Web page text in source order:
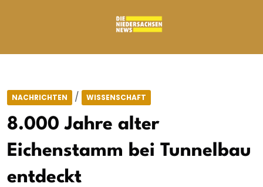
NACHRICHTEN / WISSENSCHAFT
8.000 Jahre alter
Eichenstamm bei Tunnelbau
entdeckt